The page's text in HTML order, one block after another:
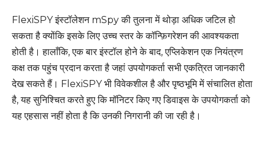
FlexiSPY इंस्टॉलेशन mSpy की तुलना में थोड़ा अधिक जटिल हो
सकता है क्योंकि इसके लिए उच्च स्तर के कॉन्फ़िगरेशन की आवश्यकता
होती है। हालाँकि, एक बार इंस्टॉल होने के बाद, एप्लिकेशन एक नियंत्रण
कक्ष तक पहुंच प्रदान करता है जहां उपयोगकर्ता सभी एकत्रित जानकारी
देख सकते हैं। FlexiSPY भी विवेकशील है और पृष्ठभूमि में संचालित होता
है, यह सुनिश्चित करते हुए कि मॉनिटर किए गए डिवाइस के उपयोगकर्ता को
यह एहसास नहीं होता है कि उनकी निगरानी की जा रही है।